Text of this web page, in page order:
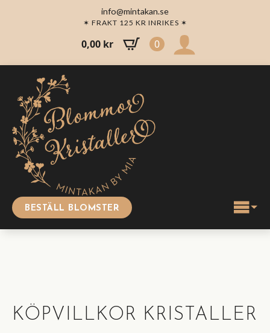
info@mintakan.se
✶ FRAKT 125 KR INRIKES ✶
0,00 kr 0
BESTÄLL BLOMSTER
KÖPVILLKOR KRISTALLER